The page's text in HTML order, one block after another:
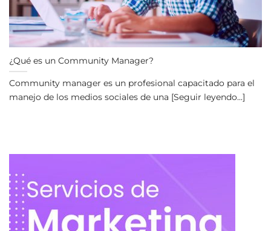
¿Qué es un Community Manager?
Community manager es un profesional capacitado para el
manejo de los medios sociales de una [Seguir leyendo...]